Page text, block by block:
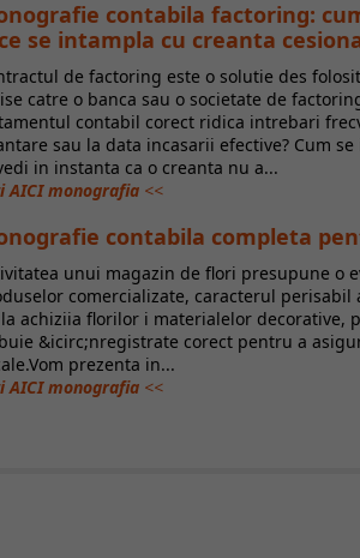
contabila factoring:
se intampla cu creanta
de factoring este o solutie des
catre o banca sau o societate de
contabil corect ridica intrebari
sau la data incasarii efective? Cum
in instanta ca o creanta nu a...
AICI monografia <<
contabila completa
unui magazin de flori presupune o
comercializate, caracterul
la achiziia florilor i materialelor decorative,
&icirc;nregistrate corect pentru a
prezenta in...
AICI monografia <<